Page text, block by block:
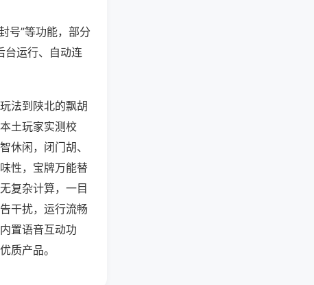
号”等功能，部分
台运行、自动连
法到陕北的飘胡
土玩家实测校
休闲，闭门胡、
性，宝牌万能替
复杂计算，一目
干扰，运行流畅
置语音互动功
质产品。